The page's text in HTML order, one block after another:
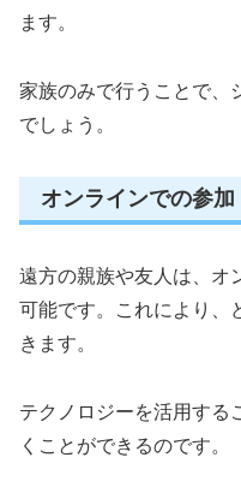
ます。
家族のみで行うことで、
でしょう。
オンラインでの参加
遠方の親族や友人は、オ
可能です。これにより、
きます。
テクノロジーを活用する
くことができるのです。